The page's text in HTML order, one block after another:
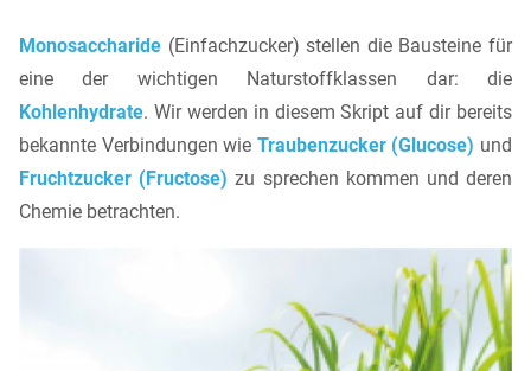
Monosaccharide (Einfachzucker) stellen die Bausteine für
eine der wichtigen Naturstoffklassen dar: die
Kohlenhydrate. Wir werden in diesem Skript auf dir bereits
bekannte Verbindungen wie Traubenzucker (Glucose) und
Fruchtzucker (Fructose) zu sprechen kommen und deren
Chemie betrachten.